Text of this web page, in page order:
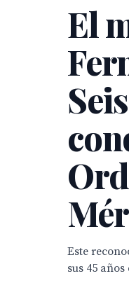
El
Este
sus 45